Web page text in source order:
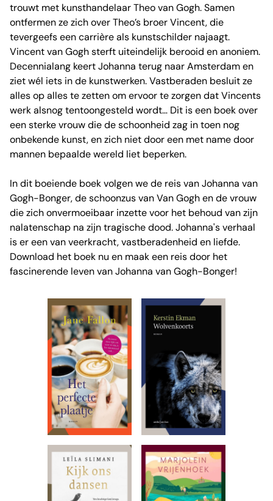
trouwt met kunsthandelaar Theo van Gogh. Samen
ontfermen ze zich over Theo’s broer Vincent, die
tevergeefs een carrière als kunstschilder najaagt.
Vincent van Gogh sterft uiteindelijk berooid en anoniem.
Decennialang keert Johanna terug naar Amsterdam en
ziet wél iets in de kunstwerken. Vastberaden besluit ze
alles op alles te zetten om ervoor te zorgen dat Vincents
werk alsnog tentoongesteld wordt… Dit is een boek over
een sterke vrouw die de schoonheid zag in toen nog
onbekende kunst, en zich niet door een met name door
mannen bepaalde wereld liet beperken.
In dit boeiende boek volgen we de reis van Johanna van
Gogh-Bonger, de schoonzus van Van Gogh en de vrouw
die zich onvermoeibaar inzette voor het behoud van zijn
nalatenschap na zijn tragische dood. Johanna's verhaal
is er een van veerkracht, vastberadenheid en liefde.
Download het boek nu en maak een reis door het
fascinerende leven van Johanna van Gogh-Bonger!